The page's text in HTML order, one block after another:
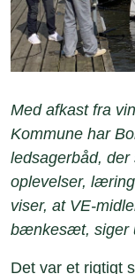
Med afkast fra
Kommune har
ledsagerbåd, der
oplevelser,
viser, at VE-
bænkesæt, siger
Det var et rigtigt